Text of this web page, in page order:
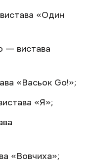
«Один
— вистава
«Васьок Go!»;
«Я»;
«Вовчиха»;